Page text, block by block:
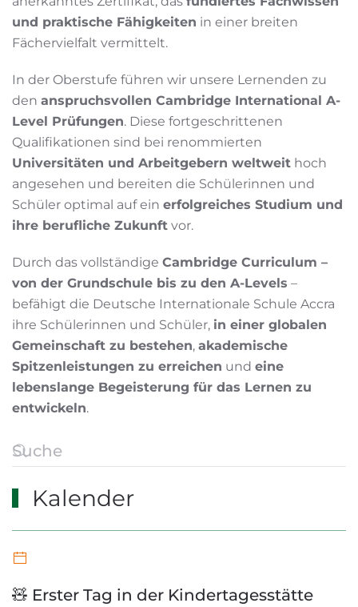
und praktische Fähigkeiten in einer breiten
Fächervielfalt vermittelt.
In der Oberstufe führen wir unsere Lernenden zu
den anspruchsvollen Cambridge International A-
Level Prüfungen. Diese fortgeschrittenen
Qualifikationen sind bei renommierten
Universitäten und Arbeitgebern weltweit hoch
angesehen und bereiten die Schülerinnen und
Schüler optimal auf ein erfolgreiches Studium und
ihre berufliche Zukunft vor.
Durch das vollständige Cambridge Curriculum –
von der Grundschule bis zu den A-Levels –
befähigt die Deutsche Internationale Schule Accra
ihre Schülerinnen und Schüler, in einer globalen
Gemeinschaft zu bestehen, akademische
Spitzenleistungen zu erreichen und eine
lebenslange Begeisterung für das Lernen zu
entwickeln.
Kalender
🧸 Erster Tag in der Kindertagesstätte